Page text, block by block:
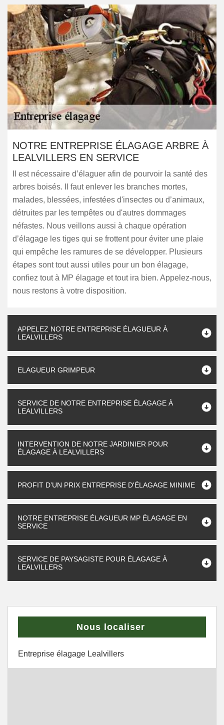
NOTRE ENTREPRISE ÉLAGAGE ARBRE À
LEALVILLERS EN SERVICE
Il est nécessaire d’élaguer afin de pourvoir la santé des
arbres boisés. Il faut enlever les branches mortes,
malades, blessées, infestées d'insectes ou d’animaux,
détruites par les tempêtes ou d'autres dommages
néfastes. Nous veillons aussi à chaque opération
d’élagage les tiges qui se frottent pour éviter une plaie
qui empêche les ramures de se développer. Plusieurs
étapes sont tout aussi utiles pour un bon élagage,
confiez tout à MP élagage et tout ira bien. Appelez-nous,
nous restons à votre disposition.
APPELEZ NOTRE ENTREPRISE ÉLAGUEUR À
LEALVILLERS
ELAGUEUR GRIMPEUR
SERVICE DE NOTRE ENTREPRISE ÉLAGAGE À
LEALVILLERS
INTERVENTION DE NOTRE JARDINIER POUR
ÉLAGAGE À LEALVILLERS
PROFIT D’UN PRIX ENTREPRISE D'ÉLAGAGE MINIME
NOTRE ENTREPRISE ÉLAGUEUR MP ÉLAGAGE EN
SERVICE
SERVICE DE PAYSAGISTE POUR ÉLAGAGE À
LEALVILLERS
Nous localiser
Entreprise élagage Lealvillers